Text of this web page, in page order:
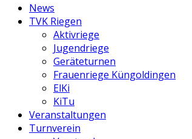
News
TVK Riegen
Aktivriege
Jugendriege
Geräteturnen
Frauenriege Küngoldingen
ElKi
KiTu
Veranstaltungen
Turnverein